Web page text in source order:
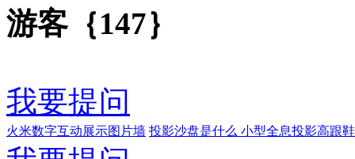
游客｛147｝
我要提问
火米数字互动展示图片墙 投影沙盘是什么 小型全息投影高跟